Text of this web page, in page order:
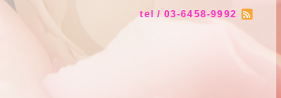
tel / 03-6458-9992